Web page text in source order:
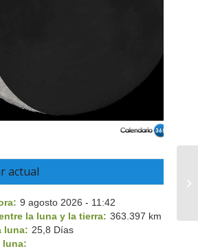
actual
9 agosto 2026 - 11:42
la luna y la tierra: 363.397 km
luna: 25,8 Días
luna: